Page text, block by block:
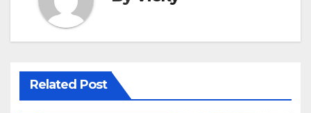
Related Post